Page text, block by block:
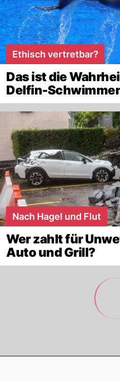
Ethisch vertretbar?
Das ist die
Delfin-
Nach Hagel und Flut
Wer zahlt für
Auto und Grill?